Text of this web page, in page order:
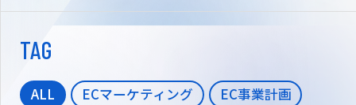
TAG
ALL ECマーケティング
EC事業計画